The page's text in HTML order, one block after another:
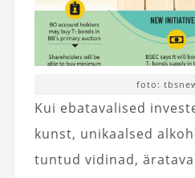
foto:
Kui ebatavalised
kunst, unikaalsed
tuntud vidinad,